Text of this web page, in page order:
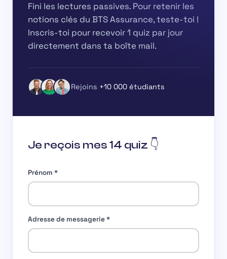
Fini les lectures passives. Pour retenir les
notions clés du BTS Assurance, teste-toi !
Inscris-toi pour recevoir1 quiz par jour
directement dans ta boîte mail.
Rejoins +10 000 étudiants
Je reçois mes 14 quiz 👇
Prénom *
Adresse de messagerie*